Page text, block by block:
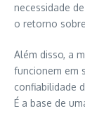
necessidade
o retorno
Além disso, a
funcionem em
confiabilidade
É a base de